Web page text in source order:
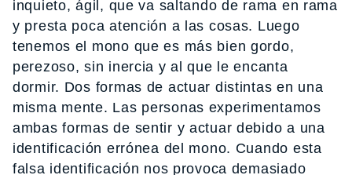
inquieto, ágil, que va saltando de rama en rama
y presta poca atención a las cosas. Luego
tenemos el mono que es más bien gordo,
perezoso, sin inercia y al que le encanta
dormir. Dos formas de actuar distintas en una
misma mente. Las personas experimentamos
ambas formas de sentir y actuar debido a una
identificación errónea del mono. Cuando esta
falsa identificación nos provoca demasiado